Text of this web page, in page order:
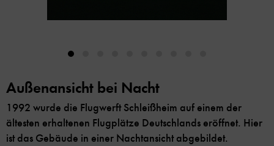
Außenansicht bei Nacht
1992 wurde die Flugwerft Schleißheim auf einem der
ältesten erhaltenen Flugplätze Deutschlands eröffnet. Hier
ist das Gebäude in einer Nachtansicht abgebildet.